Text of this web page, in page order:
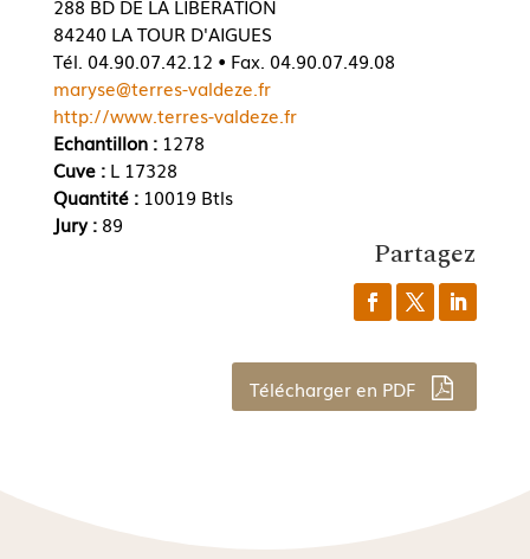
288 BD DE LA LIBERATION
84240 LA TOUR D'AIGUES
Tél. 04.90.07.42.12 • Fax. 04.90.07.49.08
maryse@terres-valdeze.fr
http://www.terres-valdeze.fr
Echantillon :1278
Cuve : L 17328
Quantité : 10019 Btls
Jury : 89
Partagez
Télécharger en PDF